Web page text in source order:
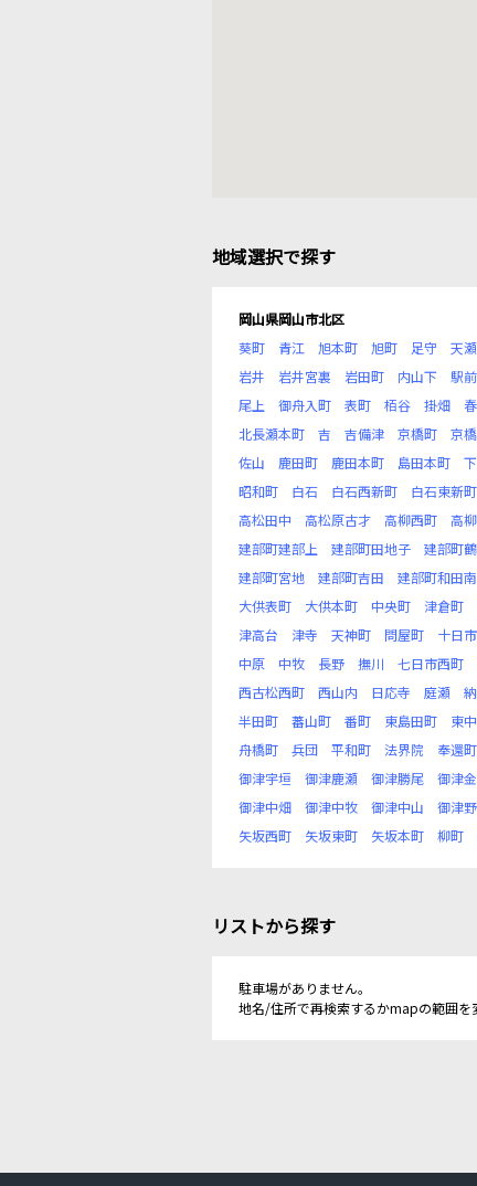
地域選択で探す
岡山県岡山市北区
葵町
青江 旭本町 旭町 足守 天瀬
岩井
岩井宮裏 岩田町 内山下 駅
尾上
御舟入町 表町 栢谷 掛畑
北長瀬本町
吉 吉備津 京橋町 京
佐山
鹿田町 鹿田本町 島田本町
昭和町
白石 白石西新町 白石東新町
高松田中
高松原古才 高柳西町 高
建部町建部上
建部町田地子 建部町
建部町宮地
建部町吉田 建部町和田南
大供表町
大供本町 中央町 津倉町
津高台
津寺 天神町 問屋町 十日
中原
中牧 長野 撫川 七日市西町
西古松西町
西山内 日応寺 庭瀬
半田町
蕃山町 番町 東島田町 東
舟橋町
兵団 平和町 法界院 奉還町
御津宇垣
御津鹿瀬 御津勝尾 御津
御津中畑
御津中牧 御津中山 御津
矢坂西町
矢坂東町 矢坂本町 柳町
リストから探す
駐車場がありません。
地名/住所で再検索するかmapの範囲を